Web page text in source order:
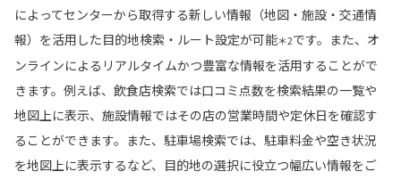
によってセンターから取得する新しい情報（地図・施設・交通情
報）を活用した目的地検索・ルート設定が可能＊2です。また、オ
ンラインによるリアルタイムかつ豊富な情報を活用することがで
きます。例えば、飲食店検索では口コミ点数を検索結果の一覧や
地図上に表示、施設情報ではその店の営業時間や定休日を確認す
ることができます。また、駐車場検索では、駐車料金や空き状況
を地図上に表示するなど、目的地の選択に役立つ幅広い情報をご